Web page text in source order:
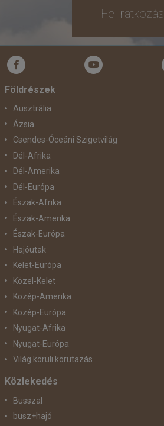
Feliratkozás
Földrészek
Ausztrália
Ázsia
Csendes-Óceáni Szigetvilág
Dél-Afrika
Dél-Amerika
Dél-Európa
Észak-Afrika
Észak-Amerika
Észak-Európa
Hajóutak
Kelet-Európa
Közel-Kelet
Közép-Amerika
Közép-Európa
Nyugat-Afrika
Nyugat-Európa
Világ körüli körutazás
Közlekedés
Busszal
busz+hajó